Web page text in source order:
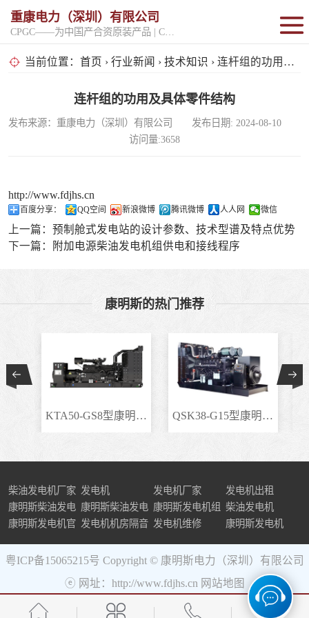
重康电力（深圳）有限公司
当前位置： 首页 › 行业新闻 › 技术知识 › 连杆组的功用及具体零件结构
连杆组的功用及具体零件结构
发布来源：重康电力（深圳）有限公司 发布日期: 2024-08-10
访问量:3658
http://www.fdjhs.cn
百度分享： QQ空间 新浪微博 腾讯微博 人人网 微信
上一篇： 预制舱式发电站的设计参数、技术型谱及特点优势
下一篇：
附加电源柴油发电机组供电和接线程序
康明斯的热门推荐
KTA50-GS8型康明斯柴.. QSK38-G15型康明斯柴..
柴油发电机厂家 发电机 发电机厂家
发电机出租
康明斯柴油发电
机组
康明斯柴油发电
机
康明斯发电机组 柴油发电机
康明斯发电机官 发电机机房隔音 发电机维修 康明斯发电机
粤ICP备15065215号 Copyright © 康明斯电力（深圳）有限公司
ⓔ 网址：http://www.fdjhs.cn 网站地图
固定开架式
移动电站